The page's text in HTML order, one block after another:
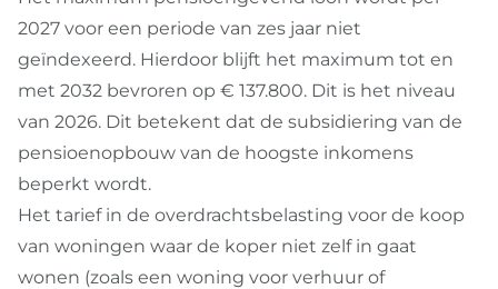
2027 voor een periode van zes jaar niet
geïndexeerd. Hierdoor blijft het maximum tot en
met 2032 bevroren op € 137.800. Dit is het niveau
van 2026. Dit betekent dat de subsidiering van de
pensioenopbouw van de hoogste inkomens
beperkt wordt.
Het tarief in de overdrachtsbelasting voor de koop
van woningen waar de koper niet zelf in gaat
wonen (zoals een woning voor verhuur of